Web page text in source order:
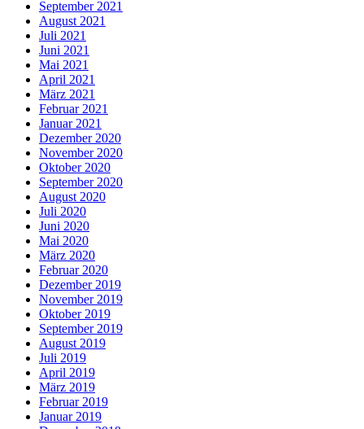
September 2021
August 2021
Juli 2021
Juni 2021
Mai 2021
April 2021
März 2021
Februar 2021
Januar 2021
Dezember 2020
November 2020
Oktober 2020
September 2020
August 2020
Juli 2020
Juni 2020
Mai 2020
März 2020
Februar 2020
Dezember 2019
November 2019
Oktober 2019
September 2019
August 2019
Juli 2019
April 2019
März 2019
Februar 2019
Januar 2019